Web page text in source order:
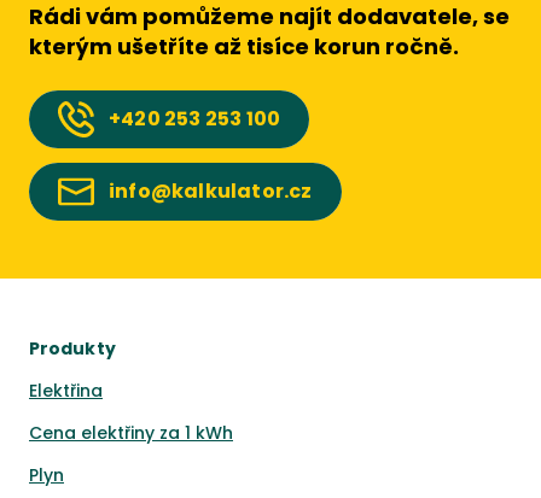
Rádi vám pomůžeme najít dodavatele, se
kterým ušetříte až tisíce korun ročně.
+420 253 253 100
info@kalkulator.cz
Produkty
Elektřina
Cena elektřiny za 1 kWh
Plyn